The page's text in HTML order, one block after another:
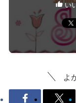
い
よ